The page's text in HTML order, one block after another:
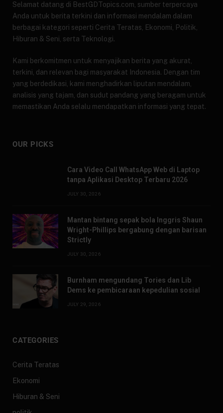
Selamat datang di BestGDTopics.com, sumber terpercaya
Anda untuk berita terkini dan informasi mendalam dalam
berbagai kategori seperti Cerita Teratas, Ekonomi, Politik,
Hiburan & Seni, serta Teknologi.
Kami berkomitmen untuk menyajikan berita yang akurat,
terkini, dan relevan bagi masyarakat Indonesia. Dengan tim
yang berdedikasi, kami menghadirkan liputan mendalam,
analisis yang tajam, dan sudut pandang yang beragam untuk
memastikan Anda selalu mendapatkan informasi yang tepat.
OUR PICKS
Cara Video Call WhatsApp Web di Laptop
tanpa Aplikasi Desktop Terbaru 2026
JULY 30, 2026
Mantan bintang sepak bola Inggris Shaun
Wright-Phillips bergabung dengan barisan
Strictly
JULY 30, 2026
Burnham mengundang Tories dan Lib
Dems ke pembicaraan kepedulian sosial
JULY 29, 2026
CATEGORIES
Cerita Teratas
Ekonomi
Hiburan & Seni